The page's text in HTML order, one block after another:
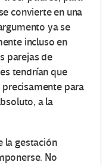
convierte en una
ya se
incluso en
parejas de
tendrían que
para
a la
la gestación
No